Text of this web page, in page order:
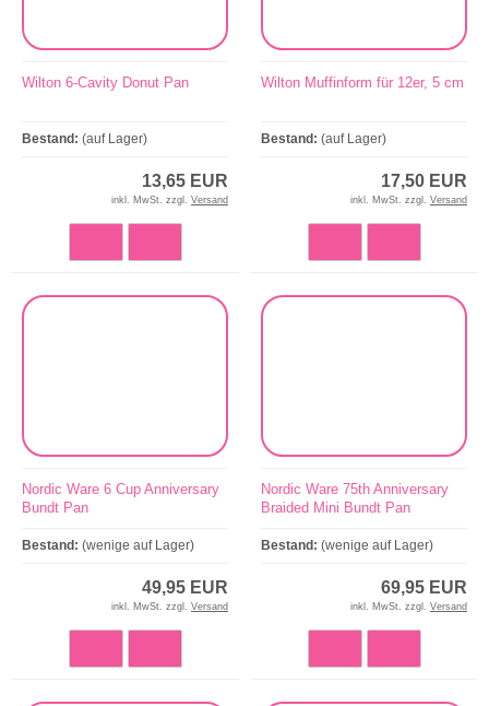
Wilton 6-Cavity Donut Pan
Bestand: (auf Lager)
13,65 EUR
inkl. MwSt. zzgl. Versand
Wilton Muffinform für 12er, 5 cm
Bestand: (auf Lager)
17,50 EUR
inkl. MwSt. zzgl. Versand
Nordic Ware 6 Cup Anniversary
Bundt Pan
Bestand: (wenige auf Lager)
49,95 EUR
inkl. MwSt. zzgl. Versand
Nordic Ware 75th Anniversary
Braided Mini Bundt Pan
Bestand: (wenige auf Lager)
69,95 EUR
inkl. MwSt. zzgl. Versand